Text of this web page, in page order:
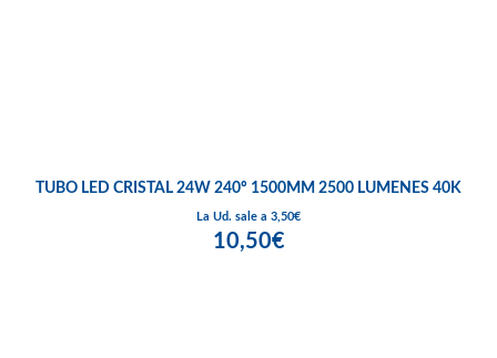
TUBO LED CRISTAL 24W 240º 1500MM 2500 LUMENES 40K
La Ud. sale a 3,50€
10,50€